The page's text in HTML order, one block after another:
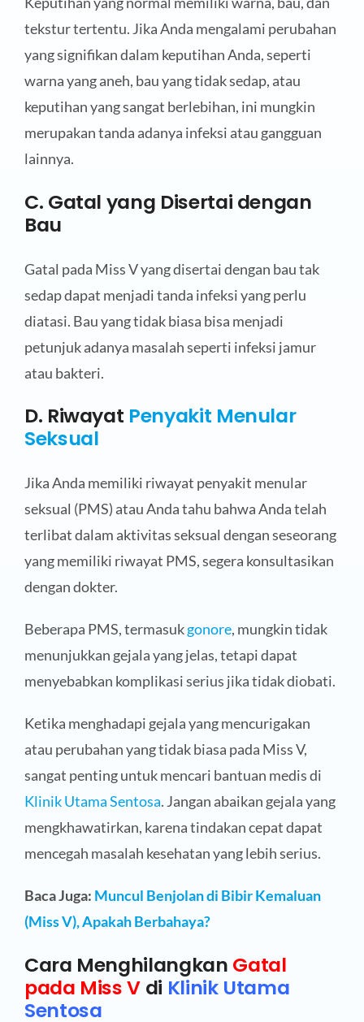
tekstur tertentu. Jika Anda mengalami perubahan
yang signifikan dalam keputihan Anda, seperti
warna yang aneh, bau yang tidak sedap, atau
keputihan yang sangat berlebihan, ini mungkin
merupakan tanda adanya infeksi atau gangguan
lainnya.
C. Gatal yang Disertai dengan
Bau
Gatal pada Miss V yang disertai dengan bau tak
sedap dapat menjadi tanda infeksi yang perlu
diatasi. Bau yang tidak biasa bisa menjadi
petunjuk adanya masalah seperti infeksi jamur
atau bakteri.
D. Riwayat Penyakit Menular
Seksual
Jika Anda memiliki riwayat penyakit menular
seksual (PMS) atau Anda tahu bahwa Anda telah
terlibat dalam aktivitas seksual dengan seseorang
yang memiliki riwayat PMS, segera konsultasikan
dengan dokter.
Beberapa PMS, termasukgonore, mungkin tidak
menunjukkan gejala yang jelas, tetapi dapat
menyebabkan komplikasi serius jika tidak diobati.
Ketika menghadapi gejala yang mencurigakan
atau perubahan yang tidak biasa pada Miss V,
sangat penting untuk mencari bantuan medis di
Klinik Utama Sentosa. Jangan abaikan gejala yang
mengkhawatirkan, karena tindakan cepat dapat
mencegah masalah kesehatan yang lebih serius.
Baca Juga: Muncul Benjolan di Bibir Kemaluan
(Miss V), Apakah Berbahaya?
Cara Menghilangkan Gatal
pada Miss V di Klinik Utama
Sentosa